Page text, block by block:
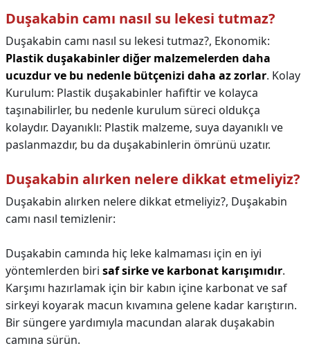
Duşakabin camı nasıl su lekesi tutmaz?
Duşakabin camı nasıl su lekesi tutmaz?, Ekonomik:
Plastik duşakabinler diğer malzemelerden daha
ucuzdur ve bu nedenle bütçenizi daha az zorlar. Kolay
Kurulum: Plastik duşakabinler hafiftir ve kolayca
taşınabilirler, bu nedenle kurulum süreci oldukça
kolaydır. Dayanıklı: Plastik malzeme, suya dayanıklı ve
paslanmazdır, bu da duşakabinlerin ömrünü uzatır.
Duşakabin alırken nelere dikkat etmeliyiz?
Duşakabin alırken nelere dikkat etmeliyiz?, Duşakabin
camı nasıl temizlenir:
Duşakabin camında hiç leke kalmaması için en iyi
yöntemlerden biri saf sirke ve karbonat karışımıdır.
Karşımı hazırlamak için bir kabın içine karbonat ve saf
sirkeyi koyarak macun kıvamına gelene kadar karıştırın.
Bir süngere yardımıyla macundan alarak duşakabin
camına sürün.